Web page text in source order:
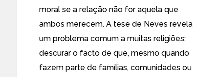
moral se a relação não for aquela que
ambos merecem. A tese de Neves revela
um problema comum a muitas religiões:
descurar o facto de que, mesmo quando
fazem parte de famílias, comunidades ou